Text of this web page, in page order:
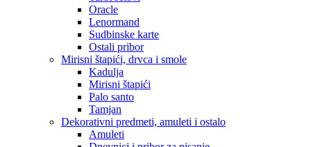
Oracle
Lenormand
Sudbinske karte
Ostali pribor
Mirisni štapići, drvca i smole
Kadulja
Mirisni štapići
Palo santo
Tamjan
Dekorativni predmeti, amuleti i ostalo
Amuleti